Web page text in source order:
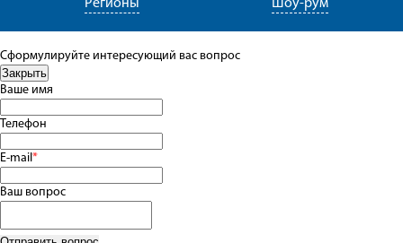
Регионы
Шоу-рум
Сформулируйте интересующий вас вопрос
Ваше имя
Телефон
E-mail*
Ваш вопрос